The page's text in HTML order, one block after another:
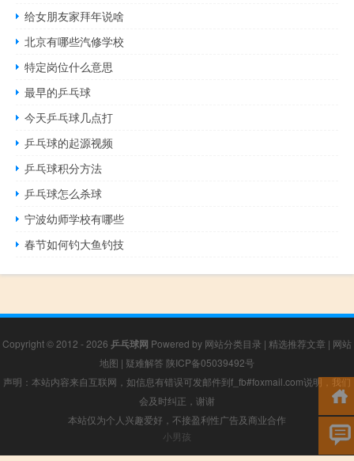
给女朋友家拜年说啥
北京有哪些汽修学校
特定岗位什么意思
最早的乒乓球
今天乒乓球几点打
乒乓球的起源视频
乒乓球积分方法
乒乓球怎么杀球
宁波幼师学校有哪些
春节如何钓大鱼钓技
Copyright © 2012 - 2026 乒乓球网 Powered by 网站分类目录 | 精选推荐文章 | 网站
地图 | 疑难解答 陕ICP备05039492号
声明：本站内容来自互联网，如信息有错误可发邮件到f_fb#foxmail.com说明，我们
会及时纠正，谢谢
本站仅为个人兴趣爱好，不接盈利性广告及商业合作
小男孩